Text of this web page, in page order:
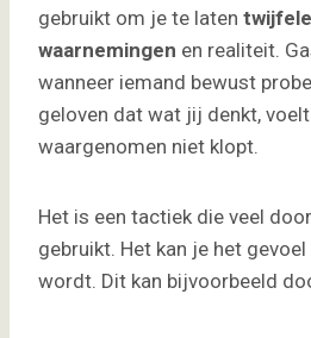
gebruikt om je te laten
waarnemingen en realiteit.
wanneer iemand bewust
geloven dat wat jij denkt,
waargenomen niet klopt.
Het is een tactiek die veel
gebruikt. Het kan je het
wordt. Dit kan bijvoorbeeld